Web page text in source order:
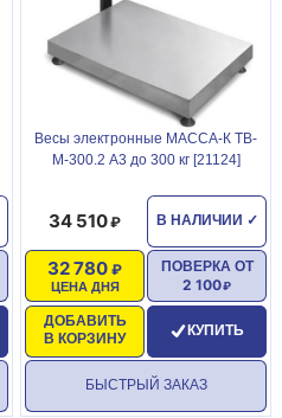
Весы электронные МАССА-К ТВ-
М-300.2 А3 до 300 кг [21124]
В НАЛИЧИИ ✓
34 510
ЦЕНА ДНЯ
32 780
ДОБАВИТЬ
В КОРЗИНУ
ПОВЕРКА ОТ
2 100
КУПИТЬ
БЫСТРЫЙ ЗАКАЗ